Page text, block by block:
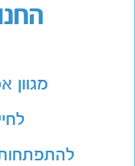
מגוון